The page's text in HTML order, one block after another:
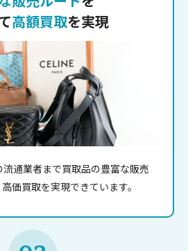
高額買取を実現
通業者まで買取品の豊富な販売
価買取を実現できています。